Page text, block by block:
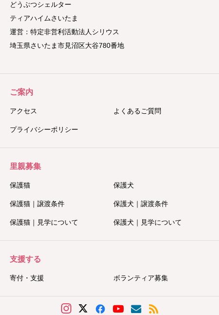
どうぶつシェルター
ティアハイムさいたま
運営：特定非営利活動法人シリウス
埼玉県さいたま市見沼区大谷780番地
ご案内
アクセス よくあるご質問
プライバシーポリシー
里親募集
保護猫 保護犬
保護猫｜譲渡条件 保護犬｜譲渡条件
保護猫｜見学について 保護犬｜見学について
支援する
寄付・支援 ボランティア募集